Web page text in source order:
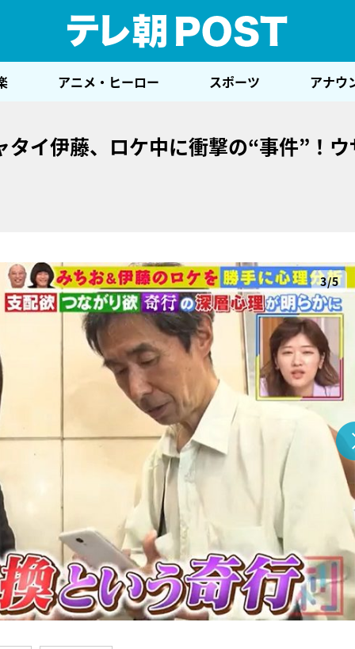
アニメ・ヒーロー スポーツ アナウ
イ伊藤、ロケ中に衝撃の“事件”！
3/5
『アイ＝ラブ！げーみ
E齋藤樹愛羅＆佐々木舞
ビュー